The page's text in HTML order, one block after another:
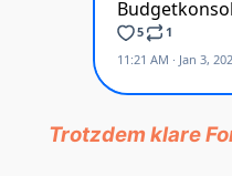
Trotzdem klare